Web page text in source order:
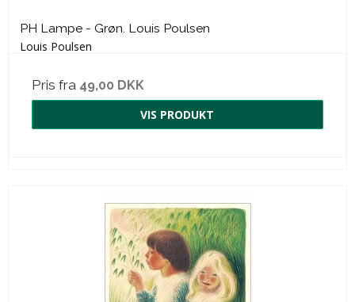
PH Lampe - Grøn. Louis Poulsen
Louis Poulsen
Pris fra 49,00 DKK
VIS PRODUKT